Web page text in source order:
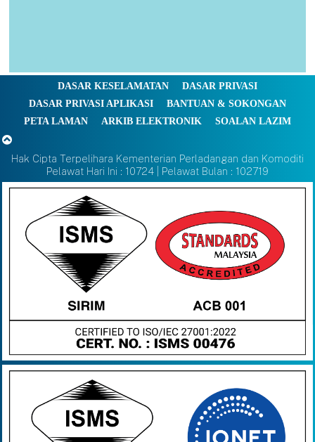
DASAR KESELAMATAN
DASAR PRIVASI
DASAR PRIVASI APLIKASI
BANTUAN & SOKONGAN
PETA LAMAN
ARKIB ELEKTRONIK SOALAN LAZIM
Hak Cipta Terpelihara Kementerian Perladangan dan Komoditi
Pelawat Hari Ini : 10724 | Pelawat Bulan : 102719